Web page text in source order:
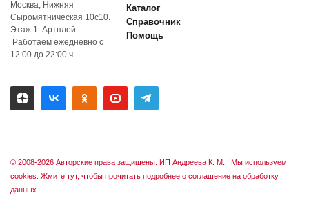
Москва, Нижняя
Сыромятническая 10с10.
Этаж 1. Артплей
Работаем ежедневно с
12:00 до 22:00 ч.
Каталог
Справочник
Помощь
© 2008-2026 Авторские права защищены. ИП Андреева К. М. | Мы используем
cookies. Жмите тут, чтобы прочитать подробнее о соглашение на обработку
данных.